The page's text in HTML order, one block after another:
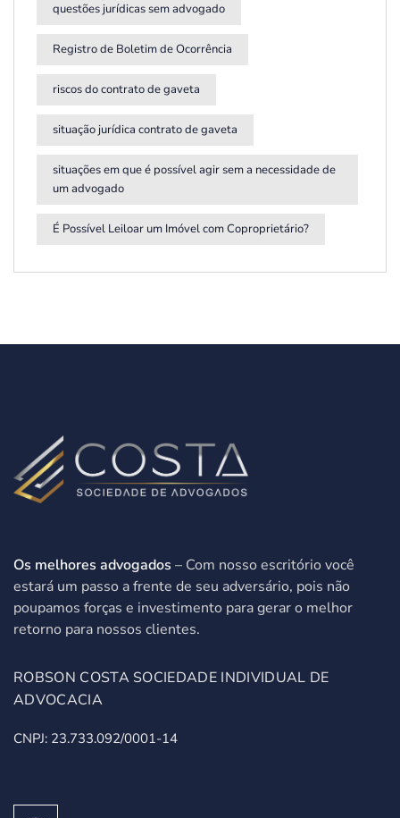
questões jurídicas sem advogado
Registro de Boletim de Ocorrência
riscos do contrato de gaveta
situação jurídica contrato de gaveta
situações em que é possível agir sem a necessidade de
um advogado
É Possível Leiloar um Imóvel com Coproprietário?
Os melhores advogados – Com nosso escritório você
estará um passo a frente de seu adversário, pois não
poupamos forças e investimento para gerar o melhor
retorno para nossos clientes.
ROBSON COSTA SOCIEDADE INDIVIDUAL DE
ADVOCACIA
CNPJ: 23.733.092/0001-14